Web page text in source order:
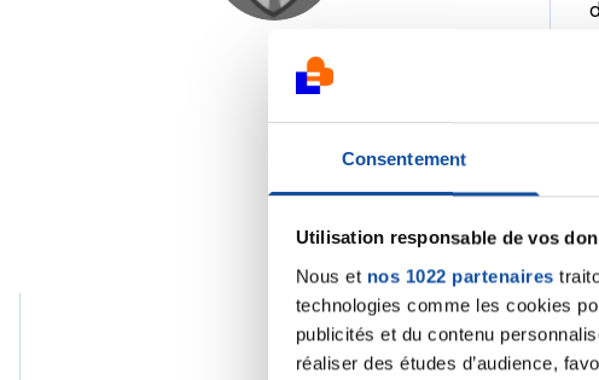
Consentement
Utilisation responsable de vos
Nous et nos 1022 partenaires
technologies comme les cookies
publicités et du contenu
réaliser des études d’audience,